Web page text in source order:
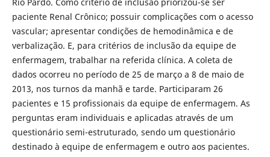
paciente Renal Crônico; possuir complicações com o acesso
vascular; apresentar condições de hemodinâmica e de
verbalização. E, para critérios de inclusão da equipe de
enfermagem, trabalhar na referida clínica. A coleta de
dados ocorreu no período de 25 de março a 8 de maio de
2013, nos turnos da manhã e tarde. Participaram 26
pacientes e 15 profissionais da equipe de enfermagem. As
perguntas eram individuais e aplicadas através de um
questionário semi-estruturado, sendo um questionário
destinado à equipe de enfermagem e outro aos pacientes.